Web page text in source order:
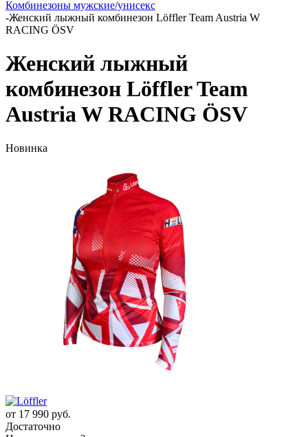
Комбинезоны мужские/унисекс
-Женский лыжный комбинезон Löffler Team Austria W
RACING ÖSV
Женский лыжный
комбинезон Löffler Team
Austria W RACING ÖSV
Новинка
от 17 990 руб.
Достаточно